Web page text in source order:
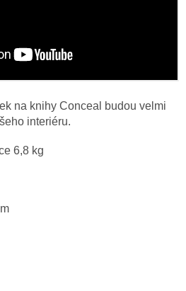
na knihy Conceal budou velmi
interiéru.
6,8 kg